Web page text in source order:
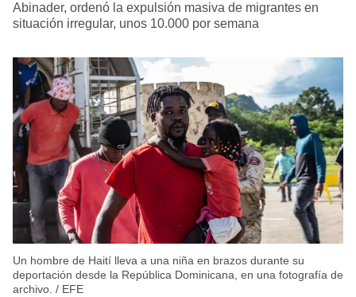
Abinader, ordenó la expulsión masiva de migrantes en
situación irregular, unos 10.000 por semana
Un hombre de Haití lleva a una niña en brazos durante su
deportación desde la República Dominicana, en una fotografía de
archivo. / EFE